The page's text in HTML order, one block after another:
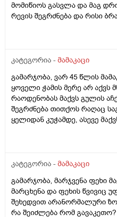
მომიწიოს გასვლა და მაგ
რევის შეგრძნება და რისი
კატეგორია - მამაკაცი
გამარჯობა, ვარ 45 წლის
ყოველი ჭამის მერე არ აქვს
რაოდენობას მაქვს გულის
შეგრძნება თითქოს რაღაც
ყელიდან კუჭამდე, ასევე
და მერე თითქოს ვგრძნობ
უკმარისობა ან რაიმე
გულზე,ასევე შინაგან
ნორმალურია. რა შეიძლება მოვიმოქმედო ან რას
მირჩევთ? დიდი მადლობა
კატეგორია - მამაკაცი
გამარჯობა, მარჯვენა ფეხი
მარცხენა და ფეხის წვივიც
შეხედვით არანორმალური
რა შეიძლება რომ გავაკეთო?